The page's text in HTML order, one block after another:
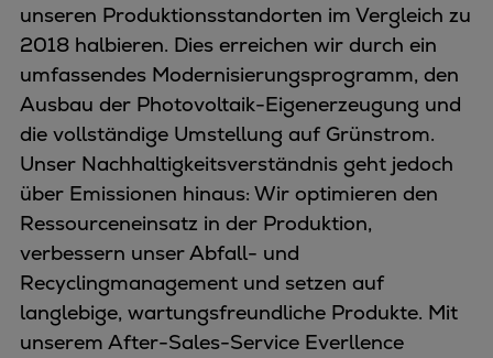
unseren Produktionsstandorten im Vergleich zu
2018 halbieren. Dies erreichen wir durch ein
umfassendes Modernisierungsprogramm, den
Ausbau der Photovoltaik-Eigenerzeugung und
die vollständige Umstellung auf Grünstrom.
Unser Nachhaltigkeitsverständnis geht jedoch
über Emissionen hinaus: Wir optimieren den
Ressourceneinsatz in der Produktion,
verbessern unser Abfall- und
Recyclingmanagement und setzen auf
langlebige, wartungsfreundliche Produkte. Mit
unserem After-Sales-Service Everllence